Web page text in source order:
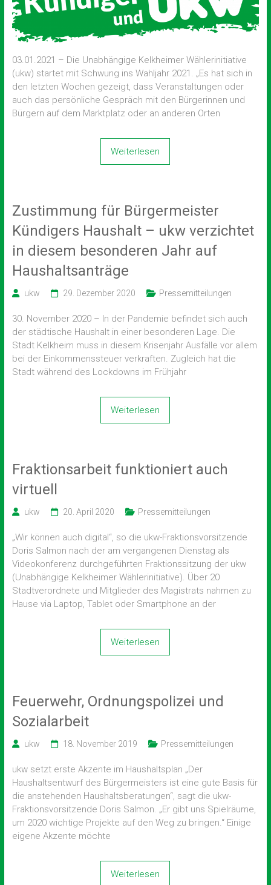
03.01.2021 – Die Unabhängige Kelkheimer Wählerinitiative
(ukw) startet mit Schwung ins Wahljahr 2021. „Es hat sich in
den letzten Wochen gezeigt, dass Veranstaltungen oder
auch das persönliche Gespräch mit den Bürgerinnen und
Bürgern auf dem Marktplatz oder an anderen Orten
Weiterlesen
Zustimmung für Bürgermeister
Kündigers Haushalt – ukw verzichtet
in diesem besonderen Jahr auf
Haushaltsanträge
ukw 29. Dezember 2020 Pressemitteilungen
30. November 2020 – In der Pandemie befindet sich auch
der städtische Haushalt in einer besonderen Lage. Die
Stadt Kelkheim muss in diesem Krisenjahr Ausfälle vor allem
bei der Einkommenssteuer verkraften. Zugleich hat die
Stadt während des Lockdowns im Frühjahr
Weiterlesen
Fraktionsarbeit funktioniert auch
virtuell
ukw 20. April 2020 Pressemitteilungen
„Wir können auch digital“, so die ukw-Fraktionsvorsitzende
Doris Salmon nach der am vergangenen Dienstag als
Videokonferenz durchgeführten Fraktionssitzung der ukw
(Unabhängige Kelkheimer Wählerinitiative). Über 20
Stadtverordnete und Mitglieder des Magistrats nahmen zu
Hause via Laptop, Tablet oder Smartphone an der
Weiterlesen
Feuerwehr, Ordnungspolizei und
Sozialarbeit
ukw 18. November 2019 Pressemitteilungen
ukw setzt erste Akzente im Haushaltsplan „Der
Haushaltsentwurf des Bürgermeisters ist eine gute Basis für
die anstehenden Haushaltsberatungen“, sagt die ukw-
Fraktionsvorsitzende Doris Salmon. „Er gibt uns Spielräume,
um 2020 wichtige Projekte auf den Weg zu bringen.“ Einige
eigene Akzente möchte
Weiterlesen